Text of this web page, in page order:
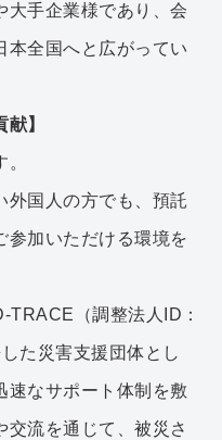
大手企業様であり、会
本全国へと広がってい
】
外国人の方でも、預託
参加いただける環境を
TRACE（調整法人ID：
た災害支援団体とし
速なサポート体制を敷
交流を通じて、被災さ